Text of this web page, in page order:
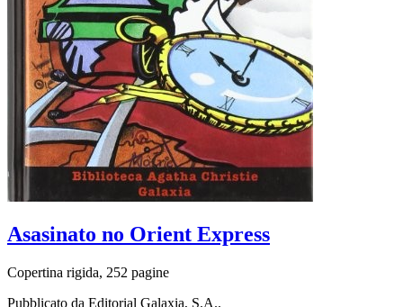
Asasinato no Orient Express
Copertina rigida, 252 pagine
Pubblicato da Editorial Galaxia, S.A..